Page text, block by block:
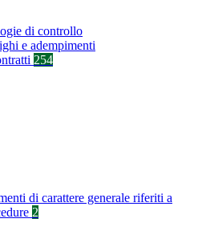
di controllo
e adempimenti
254
di carattere generale riferiti a
2